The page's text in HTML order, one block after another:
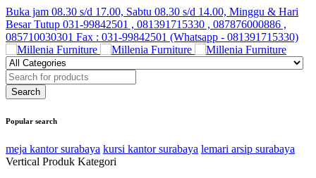
Buka jam 08.30 s/d 17.00, Sabtu 08.30 s/d 14.00, Minggu & Hari
Besar Tutup 031-99842501 , 081391715330 , 087876000886 ,
085710030301 Fax : 031-99842501 (Whatsapp - 081391715330)
Popular search
meja kantor surabaya kursi kantor surabaya lemari arsip surabaya
Vertical Produk Kategori